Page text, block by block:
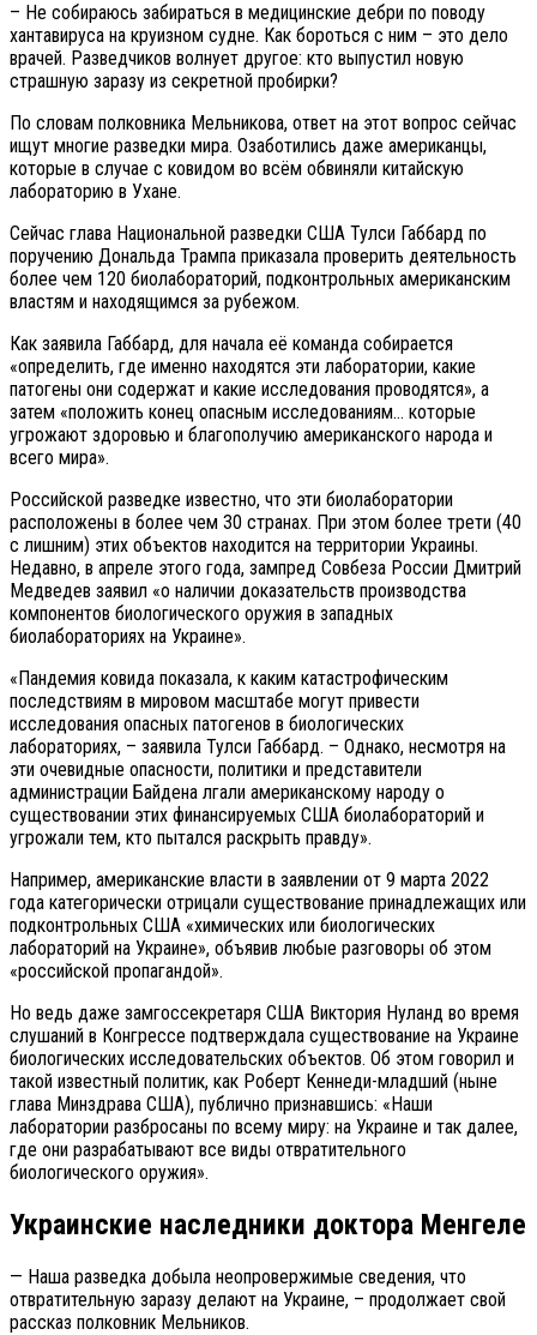
– Не собираюсь забираться в медицинские дебри по поводу
хантавируса на круизном судне. Как бороться с ним – это дело
врачей. Разведчиков волнует другое: кто выпустил новую
страшную заразу из секретной пробирки?
По словам полковника Мельникова, ответ на этот вопрос сейчас
ищут многие разведки мира. Озаботились даже американцы,
которые в случае с ковидом во всём обвиняли китайскую
лабораторию в Ухане.
Сейчас глава Национальной разведки США Тулси Габбард по
поручению Дональда Трампа приказала проверить деятельность
более чем 120 биолабораторий, подконтрольных американским
властям и находящимся за рубежом.
Как заявила Габбард, для начала её команда собирается
«определить, где именно находятся эти лаборатории, какие
патогены они содержат и какие исследования проводятся», а
затем «положить конец опасным исследованиям… которые
угрожают здоровью и благополучию американского народа и
всего мира».
Российской разведке известно, что эти биолаборатории
расположены в более чем 30 странах. При этом более трети (40
с лишним) этих объектов находится на территории Украины.
Недавно, в апреле этого года, зампред Совбеза России Дмитрий
Медведев заявил «о наличии доказательств производства
компонентов биологического оружия в западных
биолабораториях на Украине».
«Пандемия ковида показала, к каким катастрофическим
последствиям в мировом масштабе могут привести
исследования опасных патогенов в биологических
лабораториях, – заявила Тулси Габбард. – Однако, несмотря на
эти очевидные опасности, политики и представители
администрации Байдена лгали американскому народу о
существовании этих финансируемых США биолабораторий и
угрожали тем, кто пытался раскрыть правду».
Например, американские власти в заявлении от 9 марта 2022
года категорически отрицали существование принадлежащих или
подконтрольных США «химических или биологических
лабораторий на Украине», объявив любые разговоры об этом
«российской пропагандой».
Но ведь даже замгоссекретаря США Виктория Нуланд во время
слушаний в Конгрессе подтверждала существование на Украине
биологических исследовательских объектов. Об этом говорил и
такой известный политик, как Роберт Кеннеди-младший (ныне
глава Минздрава США), публично признавшись: «Наши
лаборатории разбросаны по всему миру: на Украине и так далее,
где они разрабатывают все виды отвратительного
биологического оружия».
Украинские наследники доктора Менгеле
— Наша разведка добыла неопровержимые сведения, что
отвратительную заразу делают на Украине, – продолжает свой
рассказ полковник Мельников.